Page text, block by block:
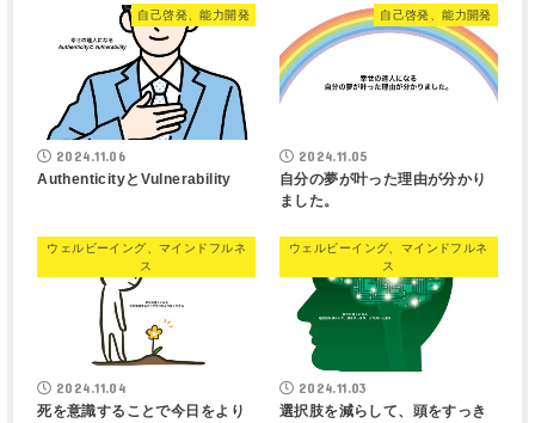
自己啓発、能力開発
2024.11.06
AuthenticityとVulnerability
自己啓発、能力開発
2024.11.05
自分の夢が叶った理由が分かり
ました。
ウェルビーイング、マインドフルネ
ス
2024.11.04
死を意識することで今日をより
ウェルビーイング、マインドフルネ
ス
2024.11.03
選択肢を減らして、頭をすっき